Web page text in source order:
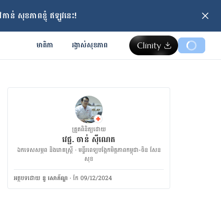
ន់ សុខភាពខ្ញុំ ឥឡូវនេះ!
មាតិកា រង្វាស់​សុខភាព
ត្រួតពិនិត្យដោយ
វេជ្ជ. ចាន់ ស៊ីណេត
ឯកទេសសម្ភព និងរោគស្ត្រី · ម​ន្ទីរពេទ្យបង្អែកមិត្តភាពកម្ពុជា-ចិន សែន
សុខ
អត្ថបទ​ដោយ នូ សោភ័ណ្ឌ ·កែ 09/12/2024